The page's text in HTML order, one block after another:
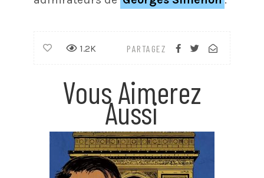
PARTAGEZ
1.2K
Vous Aimerez
Aussi